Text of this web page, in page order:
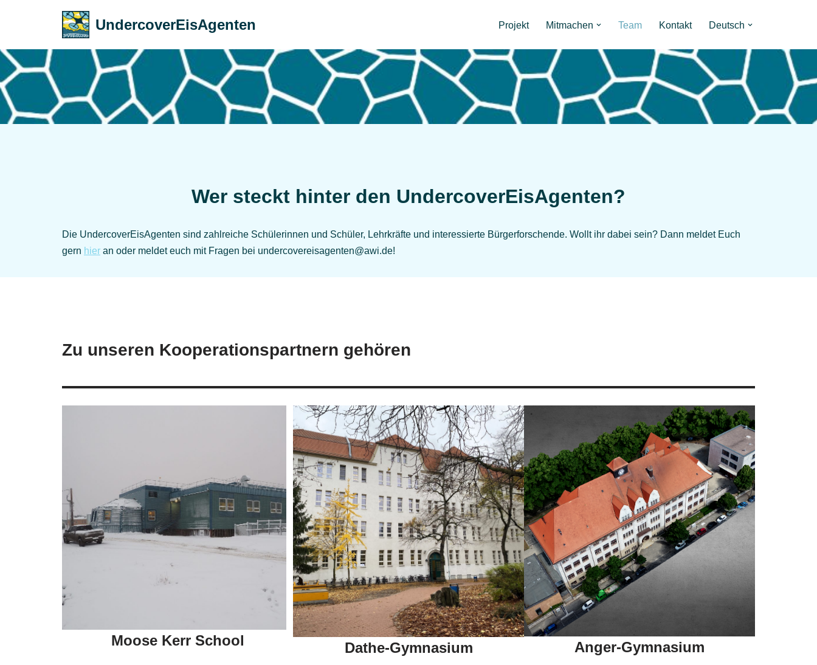
Inhalt
springen
UndercoverEisAgenten Projekt Mitmachen Team Kontakt Deutsch
Wer steckt hinter den UndercoverEisAgenten?
Die UndercoverEisAgenten sind zahlreiche Schülerinnen und Schüler, Lehrkräfte und interessierte Bürgerforschende. Wollt ihr dabei sein? Dann meldet Euch
gern hier an oder meldet euch mit Fragen bei undercovereisagenten@awi.de!
Zu unseren Kooperationspartnern gehören
Moose Kerr School Dathe-Gymnasium Anger-Gymnasium